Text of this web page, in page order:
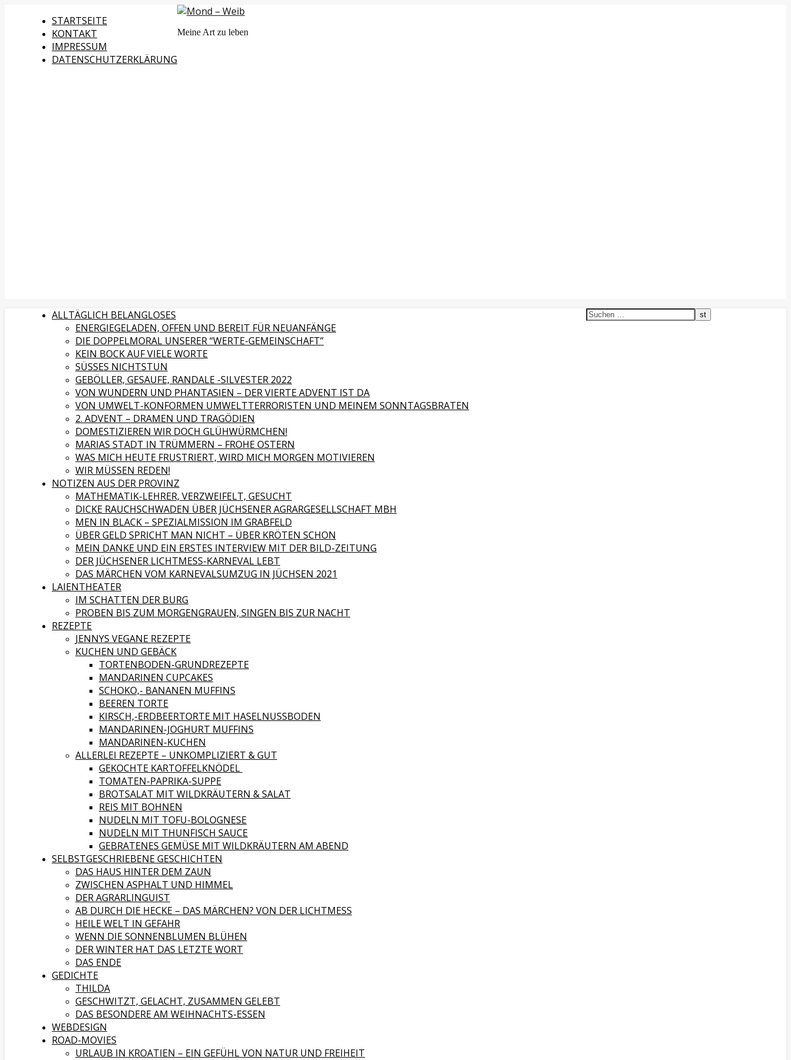
STARTSEITE
KONTAKT
IMPRESSUM
DATENSCHUTZERKLÄRUNG
Meine Art zu leben
ALLTÄGLICH BELANGLOSES
ENERGIEGELADEN, OFFEN UND BEREIT FÜR NEUANFÄNGE
DIE DOPPELMORAL UNSERER “WERTE-GEMEINSCHAFT”
KEIN BOCK AUF VIELE WORTE
SÜSSES NICHTSTUN
GEBÖLLER, GESAUFE, RANDALE -SILVESTER 2022
VON WUNDERN UND PHANTASIEN – DER VIERTE ADVENT IST DA
VON UMWELT-KONFORMEN UMWELTTERRORISTEN UND MEINEM SONNTAGSBRATEN
2. ADVENT – DRAMEN UND TRAGÖDIEN
DOMESTIZIEREN WIR DOCH GLÜHWÜRMCHEN!
MARIAS STADT IN TRÜMMERN – FROHE OSTERN
WAS MICH HEUTE FRUSTRIERT, WIRD MICH MORGEN MOTIVIEREN
WIR MÜSSEN REDEN!
NOTIZEN AUS DER PROVINZ
MATHEMATIK-LEHRER, VERZWEIFELT, GESUCHT
DICKE RAUCHSCHWADEN ÜBER JÜCHSENER AGRARGESELLSCHAFT MBH
MEN IN BLACK – SPEZIALMISSION IM GRABFELD
ÜBER GELD SPRICHT MAN NICHT – ÜBER KRÖTEN SCHON
MEIN DANKE UND EIN ERSTES INTERVIEW MIT DER BILD-ZEITUNG
DER JÜCHSENER LICHTMESS-KARNEVAL LEBT
DAS MÄRCHEN VOM KARNEVALSUMZUG IN JÜCHSEN 2021
LAIENTHEATER
IM SCHATTEN DER BURG
PROBEN BIS ZUM MORGENGRAUEN, SINGEN BIS ZUR NACHT
REZEPTE
JENNYS VEGANE REZEPTE
KUCHEN UND GEBÄCK
TORTENBODEN-GRUNDREZEPTE
MANDARINEN CUPCAKES
SCHOKO,- BANANEN MUFFINS
BEEREN TORTE
KIRSCH,-ERDBEERTORTE MIT HASELNUSSBODEN
MANDARINEN-JOGHURT MUFFINS
MANDARINEN-KUCHEN
ALLERLEI REZEPTE – UNKOMPLIZIERT & GUT
GEKOCHTE KARTOFFELKNÖDEL
TOMATEN-PAPRIKA-SUPPE
BROTSALAT MIT WILDKRÄUTERN & SALAT
REIS MIT BOHNEN
NUDELN MIT TOFU-BOLOGNESE
NUDELN MIT THUNFISCH SAUCE
GEBRATENES GEMÜSE MIT WILDKRÄUTERN AM ABEND
SELBSTGESCHRIEBENE GESCHICHTEN
DAS HAUS HINTER DEM ZAUN
ZWISCHEN ASPHALT UND HIMMEL
DER AGRARLINGUIST
AB DURCH DIE HECKE – DAS MÄRCHEN? VON DER LICHTMESS
HEILE WELT IN GEFAHR
WENN DIE SONNENBLUMEN BLÜHEN
DER WINTER HAT DAS LETZTE WORT
DAS ENDE
GEDICHTE
THILDA
GESCHWITZT, GELACHT, ZUSAMMEN GELEBT
DAS BESONDERE AM WEIHNACHTS-ESSEN
WEBDESIGN
ROAD-MOVIES
URLAUB IN KROATIEN – EIN GEFÜHL VON NATUR UND FREIHEIT